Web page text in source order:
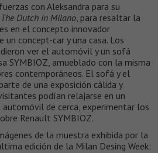
con Aleksandra para su
Dutch in Milano, para resaltar la
en el concepto innovador
un concept-car y una casa. Los
ver el automóvil y un sofá
SYMBIOZ, amueblado con la misma
contemporáneos. El sofá y el
de una exposición cálida y
podían relajarse en un
de cerca, experimentar los
Renault SYMBIOZ.
de la muestra exhibida por la
edición de la Milan Desing Week: